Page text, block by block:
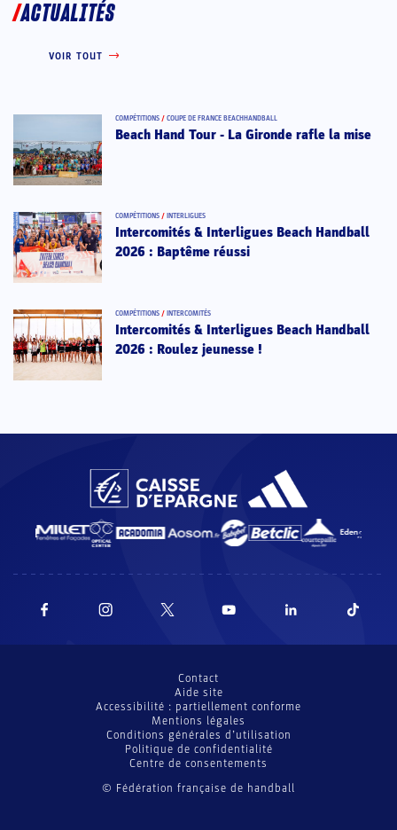
ACTUALITÉS
VOIR TOUT
COMPÉTITIONS / COUPE DE FRANCE BEACHHANDBALL
Beach Hand Tour - La Gironde rafle la mise
COMPÉTITIONS / INTERLIGUES
Intercomités & Interligues Beach Handball
2026 : Baptême réussi
COMPÉTITIONS / INTERCOMITÉS
Intercomités & Interligues Beach Handball
2026 : Roulez jeunesse !
© Fédération française de handball
Contact
Aide site
Accessibilité : partiellement conforme
Mentions légales
Conditions générales d’utilisation
Politique de confidentialité
Centre de consentements